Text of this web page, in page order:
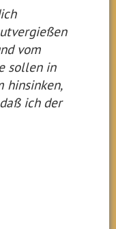
vom
sollen in
hinsinken,
ich der